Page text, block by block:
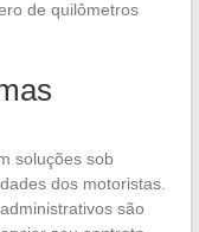
de quilômetros
soluções sob
dos motoristas.
são